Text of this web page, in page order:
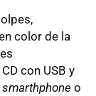
color de la
con USB y
smarthphone o